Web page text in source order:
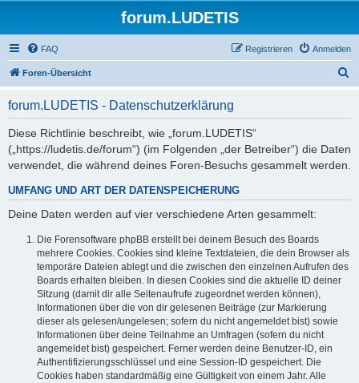
forum.LUDETIS
FAQ Anmelden
Registrieren
Foren-Übersicht
forum.LUDETIS - Datenschutzerklärung
Diese Richtlinie beschreibt, wie „forum.LUDETIS“
(„https://ludetis.de/forum“) (im Folgenden „der Betreiber“) die Daten
verwendet, die während deines Foren-Besuchs gesammelt werden.
UMFANG UND ART DER DATENSPEICHERUNG
Deine Daten werden auf vier verschiedene Arten gesammelt:
Die Forensoftware phpBB erstellt bei deinem Besuch des Boards
mehrere Cookies. Cookies sind kleine Textdateien, die dein Browser als
temporäre Dateien ablegt und die zwischen den einzelnen Aufrufen des
Boards erhalten bleiben. In diesen Cookies sind die aktuelle ID deiner
Sitzung (damit dir alle Seitenaufrufe zugeordnet werden können),
Informationen über die von dir gelesenen Beiträge (zur Markierung
dieser als gelesen/ungelesen; sofern du nicht angemeldet bist) sowie
Informationen über deine Teilnahme an Umfragen (sofern du nicht
angemeldet bist) gespeichert. Ferner werden deine Benutzer-ID, ein
Authentifizierungsschlüssel und eine Session-ID gespeichert. Die
Cookies haben standardmäßig eine Gültigkeit von einem Jahr. Alle